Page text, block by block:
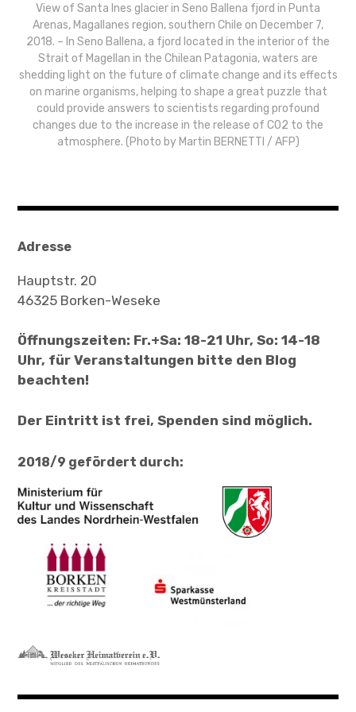
View of Santa Ines glacier in Seno Ballena fjord in Punta
Arenas, Magallanes region, southern Chile on December 7,
2018. – In Seno Ballena, a fjord located in the interior of the
Strait of Magellan in the Chilean Patagonia, waters are
shedding light on the future of climate change and its effects
on marine organisms, helping to shape a great puzzle that
could provide answers to scientists regarding profound
changes due to the increase in the release of C02 to the
atmosphere. (Photo by Martin BERNETTI / AFP)
Adresse
Hauptstr. 20
46325 Borken-Weseke
Öffnungszeiten: Fr.+Sa: 18-21 Uhr, So: 14-18
Uhr, für Veranstaltungen bitte den Blog
beachten!
Der Eintritt ist frei, Spenden sind möglich.
2018/9 gefördert durch: